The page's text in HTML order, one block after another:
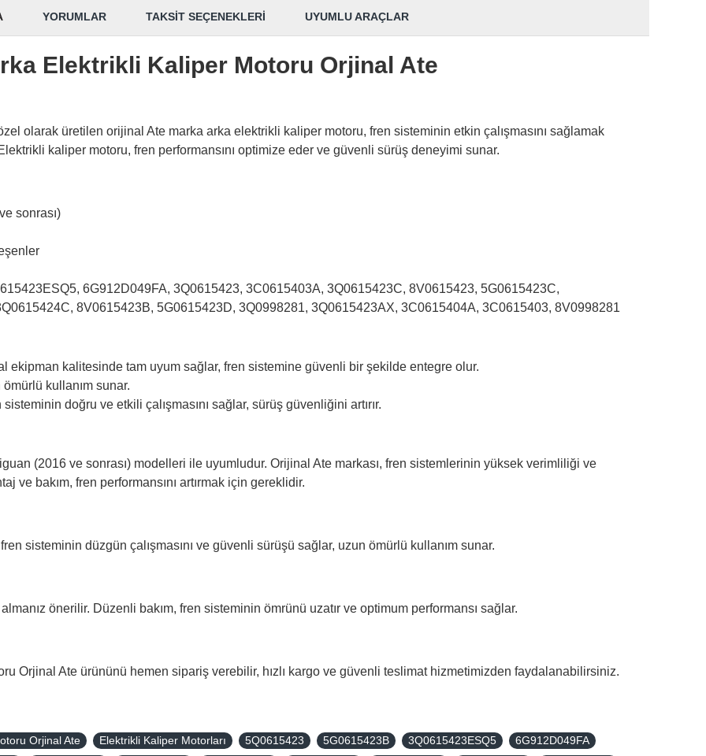
YORUMLAR TAKSIT SEÇENEKLERI UYUMLU ARAÇLAR
Elektrikli Kaliper Motoru Orjinal Ate
olarak üretilen orijinal Ate marka arka elektrikli kaliper motoru, fren sisteminin etkin çalışmasını sağlamak
kaliper motoru, fren performansını optimize eder ve güvenli sürüş deneyimi sunar.
sonrası)
6G912D049FA, 3Q0615423, 3C0615403A, 3Q0615423C, 8V0615423, 5G0615423C,
8V0615423B, 5G0615423D, 3Q0998281, 3Q0615423AX, 3C0615404A, 3C0615403, 8V0998281
ekipman kalitesinde tam uyum sağlar, fren sistemine güvenli bir şekilde entegre olur.
kullanım sunar.
doğru ve etkili çalışmasını sağlar, sürüş güvenliğini artırır.
(2016 ve sonrası) modelleri ile uyumludur. Orijinal Ate markası, fren sistemlerinin yüksek verimliliği ve
ve bakım, fren performansını artırmak için gereklidir.
sisteminin düzgün çalışmasını ve güvenli sürüşü sağlar, uzun ömürlü kullanım sunar.
önerilir. Düzenli bakım, fren sisteminin ömrünü uzatır ve optimum performansı sağlar.
Orjinal Ate ürününü hemen sipariş verebilir, hızlı kargo ve güvenli teslimat hizmetimizden faydalanabilirsiniz.
Orjinal Ate Elektrikli Kaliper Motorları 5Q0615423 5G0615423B 3Q0615423ESQ5
6G912D049FA